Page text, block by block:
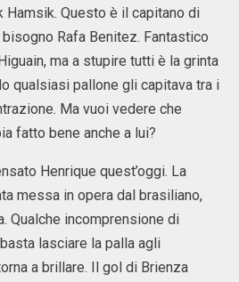
Hamsik. Questo è il capitano di
Rafa Benitez. Fantastico
ma a stupire tutti è la grinta
qualsiasi pallone gli capitava tra i
Ma vuoi vedere che
fatto bene anche a lui?
Henrique quest’oggi. La
messa in opera dal brasiliano,
Qualche incomprensione di
lasciare la palla agli
a brillare. Il gol di Brienza